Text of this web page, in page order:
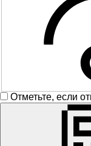
Отметьте, если